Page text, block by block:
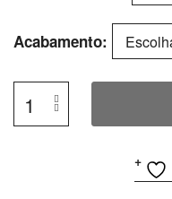
Acabamento
Quantidade